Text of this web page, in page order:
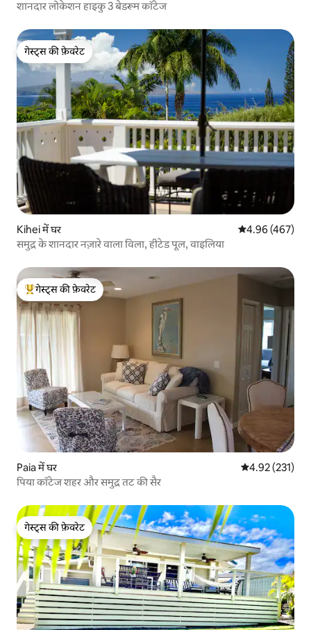
शानदार लोकेशन हाइकु 3 बेडरूम कॉटेज
गेस्ट्स की फ़ेवरेट
गेस्ट्स की फ़ेवरेट
Kihei में घर औसत रेटिंग 5 में से
4.96 (467)
समुद्र के शानदार नज़ारे वाला विला, हीटेड पूल, वाइलिया
गेस्ट्स का टॉप फ़ेवरेट
गेस्ट्स की फ़ेवरेट
Paia में घर औसत रेटिंग 5 में से
4.92 (231)
पिया कॉटेज शहर और समुद्र तट की सैर
गेस्ट्स की फ़ेवरेट
गेस्ट्स की फ़ेवरेट